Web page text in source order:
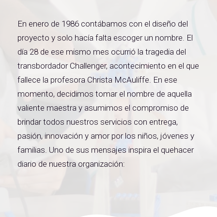
En enero de 1986 contábamos con el diseño del
proyecto y solo hacía falta escoger un nombre. El
día 28 de ese mismo mes ocurrió la tragedia del
transbordador Challenger, acontecimiento en el que
fallece la profesora Christa McAuliffe. En ese
momento, decidimos tomar el nombre de aquella
valiente maestra y asumimos el compromiso de
brindar todos nuestros servicios con entrega,
pasión, innovación y amor por los niños, jóvenes y
familias. Uno de sus mensajes inspira el quehacer
diario de nuestra organización: